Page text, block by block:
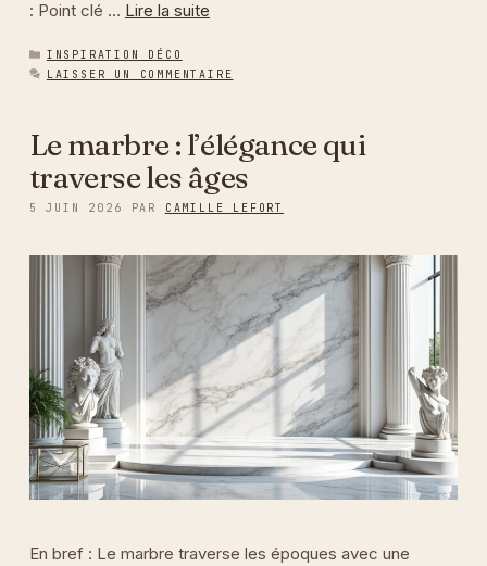
: Point clé … Lire la suite
CATÉGORIES
INSPIRATION DÉCO
LAISSER UN COMMENTAIRE
Le marbre : l’élégance qui
traverse les âges
5 JUIN 2026 PAR CAMILLE LEFORT
En bref : Le marbre traverse les époques avec une